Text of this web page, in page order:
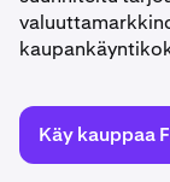
Käy kauppaa